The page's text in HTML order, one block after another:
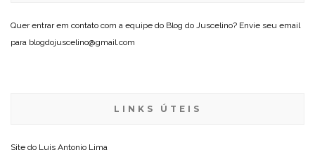
Quer entrar em contato com a equipe do Blog do Juscelino? Envie seu email
para blogdojuscelino@gmail.com
LINKS ÚTEIS
Site do Luis Antonio Lima